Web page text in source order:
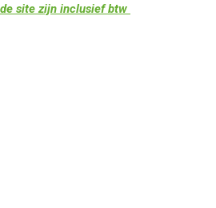
site zijn inclusief btw